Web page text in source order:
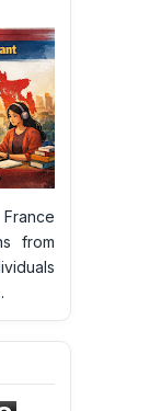
from